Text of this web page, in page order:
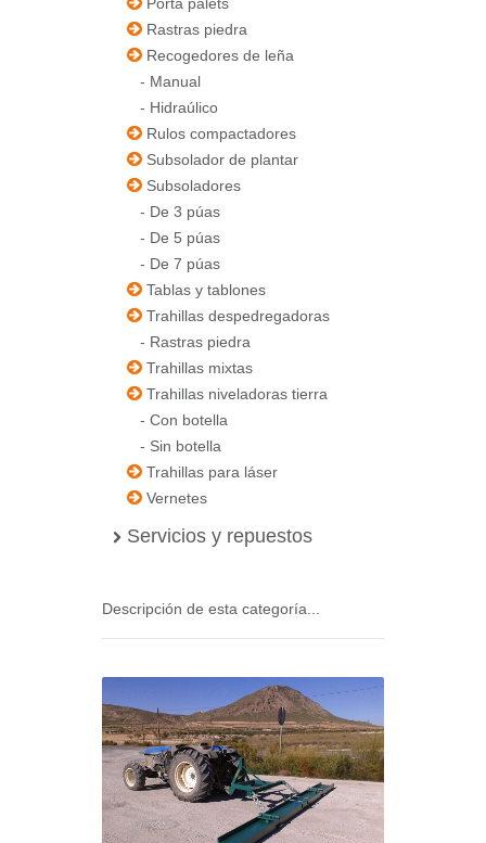
Rastras piedra
Recogedores de leña
- Manual
- Hidraúlico
Rulos compactadores
Subsolador de plantar
Subsoladores
- De 3 púas
- De 5 púas
- De 7 púas
Tablas y tablones
Trahillas despedregadoras
- Rastras piedra
Trahillas mixtas
Trahillas niveladoras tierra
- Con botella
- Sin botella
Trahillas para láser
Vernetes
Servicios y repuestos
Descripción de esta categoría...